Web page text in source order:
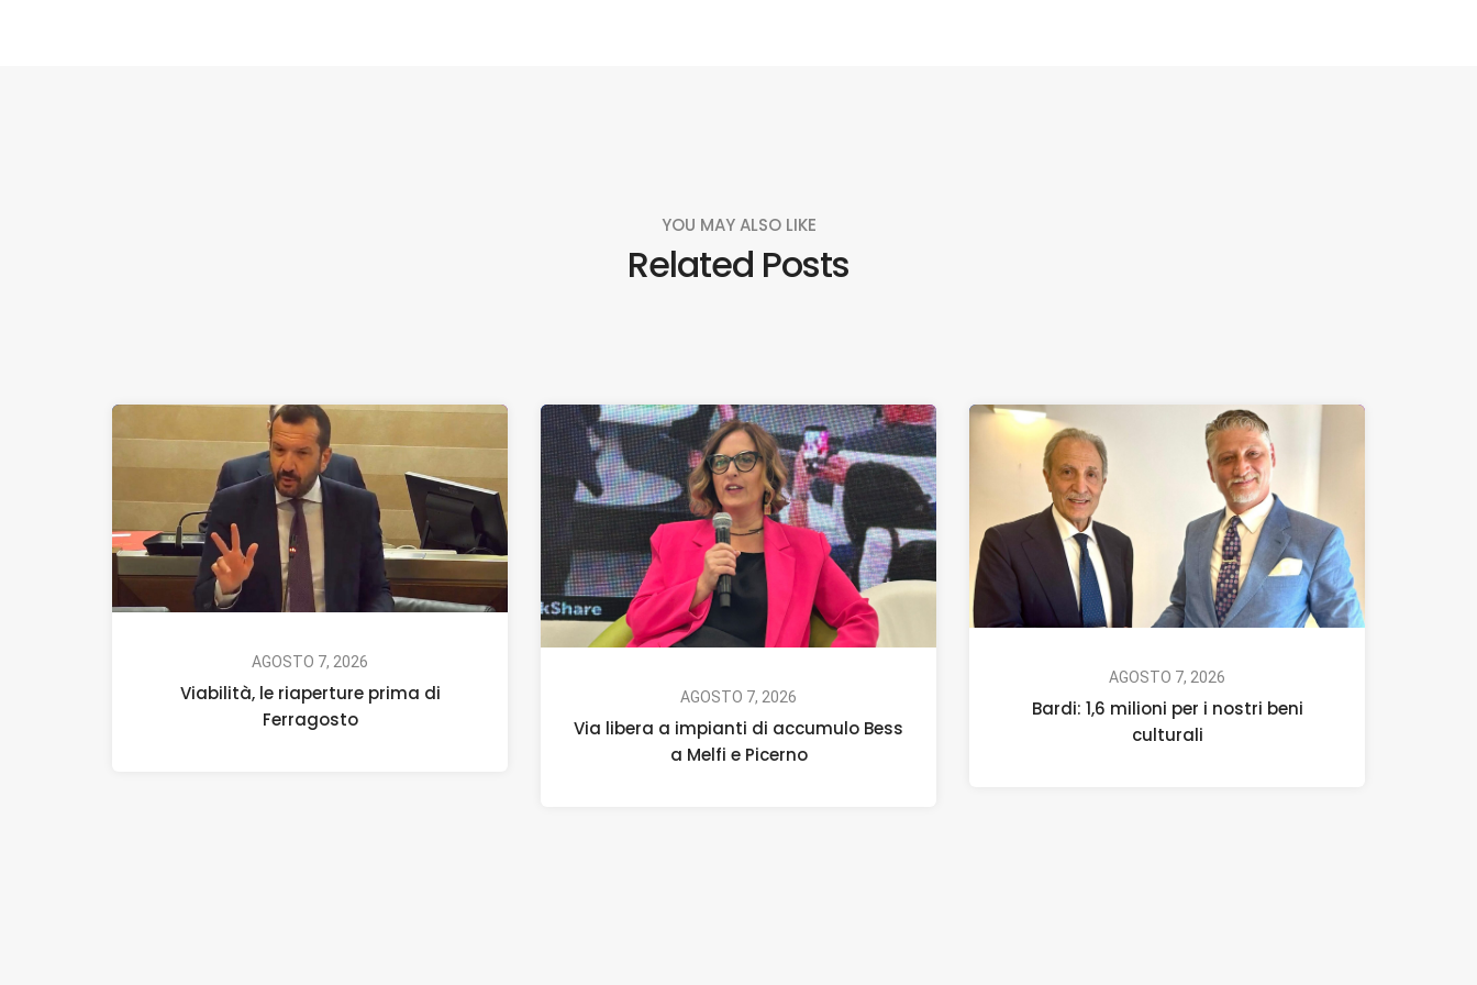
YOU MAY ALSO LIKE
Related Posts
AGOSTO 7, 2026
Viabilità, le riaperture prima di
Ferragosto
AGOSTO 7, 2026
Via libera a impianti di accumulo Bess
a Melfi e Picerno
AGOSTO 7, 2026
Bardi: 1,6 milioni per i nostri beni
culturali